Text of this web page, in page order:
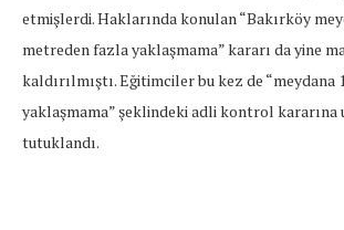
etmişlerdi. Haklarında konulan “Bakırköy
metreden fazla yaklaşmama” kararı da yine
kaldırılmıştı. Eğitimciler bu kez de
yaklaşmama” şeklindeki adli kontrol kararına
tutuklandı.